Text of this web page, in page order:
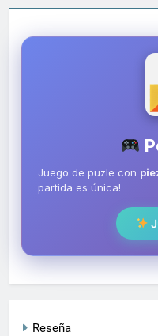
Juego de puzle con
partida es única!
Reseña